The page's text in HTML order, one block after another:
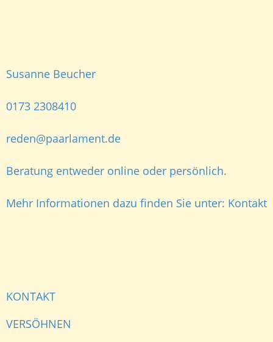
Susanne Beucher
0173 2308410
reden@paarlament.de
Beratung entweder online oder persönlich.
Mehr Informationen dazu finden Sie unter: Kontakt
KONTAKT
VERSÖHNEN